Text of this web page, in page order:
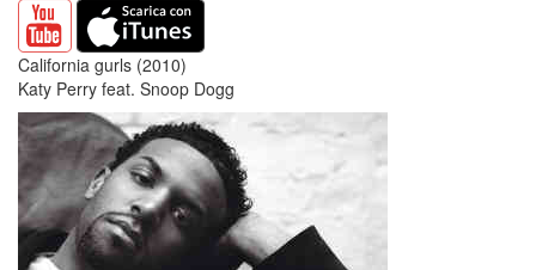
California gurls (2010)
Katy Perry feat. Snoop Dogg